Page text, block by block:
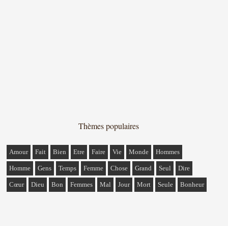
Thèmes populaires
Amour Fait Bien Etre Faire Vie Monde Hommes
Homme Gens Temps Femme Chose Grand Seul Dire
Cœur Dieu Bon Femmes Mal Jour Mort Seule Bonheur